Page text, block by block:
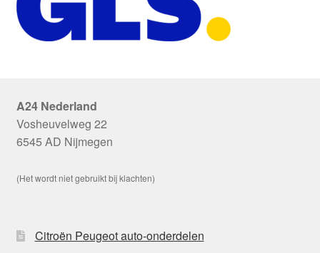
A24 Nederland
Vosheuvelweg 22
6545 AD Nijmegen
(Het wordt niet gebruikt bij klachten)
Citroën Peugeot auto-onderdelen